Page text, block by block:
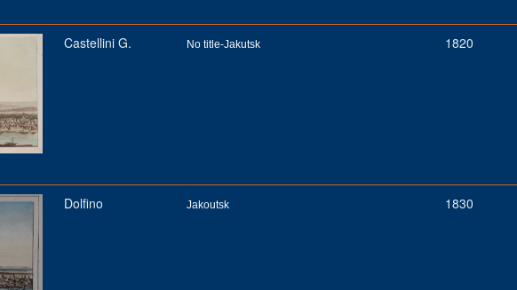
Castellini G. No title-Jakutsk 1820
Dolfino Jakoutsk 1830